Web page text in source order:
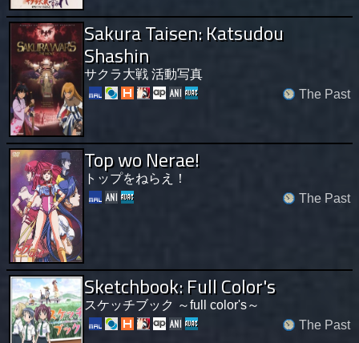
Sakura Taisen: Katsudou
Shashin
サクラ大戦 活動写真
The Past
Top wo Nerae!
トップをねらえ！
The Past
Sketchbook: Full Color's
スケッチブック ～full color's～
The Past